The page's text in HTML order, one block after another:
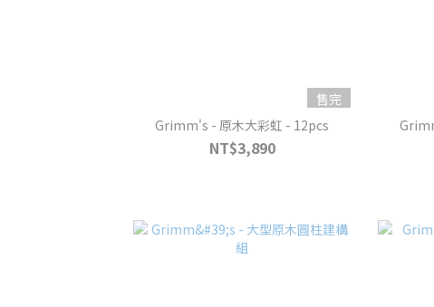
售完
Grimm's - 原木大彩虹 - 12pcs
NT$3,890